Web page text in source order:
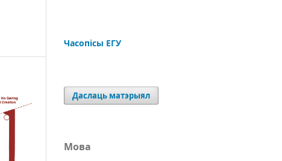
Часопісы ЕГУ
Даслаць матэрыял
Мова